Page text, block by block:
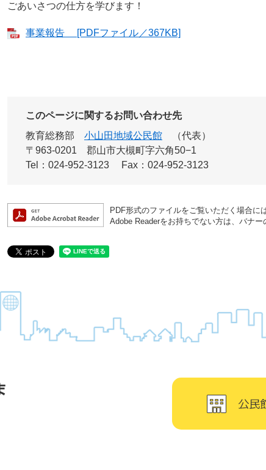
ごあいさつの仕方を学びます！
事業報告 [PDFファイル／367KB]
このページに関するお問い合わせ先
教育総務部
小山田地域公民館
代表
〒963-0201
郡山市大槻町字六角50−1
Tel：024-952-3123
Fax：024-952-3123
PDF形式のファイルをご覧いただく場合に
Adobe Readerをお持ちでない方は、バナ